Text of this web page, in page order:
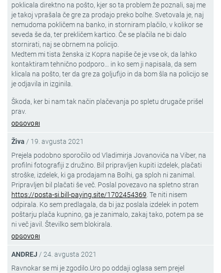
poklicala direktno na pošto, kjer so ta problem že poznali, saj me
je takoj vprašala če gre za prodajo preko bolhe. Svetovala je, naj
nemudoma pokličem na banko, in storniram plačilo, v kolikor se
seveda še da, ter prekličem kartico. Če se plačila ne bi dalo
stornirati, naj se obrnem na policijo.
Medtem mi tista ženska iz Kopra napiše če je vse ok, da lahko
kontaktiram tehnično podporo… in ko sem ji napisala, da sem
klicala na pošto, ter da gre za goljufijo in da bom šla na policijo se
je odjavila in izginila.
Škoda, ker bi nam tak način plačevanja po spletu drugače prišel
prav.
ODGOVORI
Živa / 19. avgusta 2021
Prejela podobno sporočilo od Vladimirja Jovanovića na Viber, na
profilni fotografiji z družino. Bil pripravljen kupiti izdelek, plačati
stroške, izdelek, ki ga prodajam na Bolhi, ga sploh ni zanimal.
Pripravljen bil plačati še več. Poslal povezavo na spletno stran
https://posta-si.bill-paying.site/1702454369 . Te niti nisem
odpirala. Ko sem predlagala, da bi jaz poslala izdelek in potem
poštarju plača kupnino, ga je zanimalo, zakaj tako, potem pa se
ni več javil. Številko sem blokirala.
ODGOVORI
ANDREJ / 24. avgusta 2021
Ravnokar se mi je zgodilo.Uro po oddaji oglasa sem prejel